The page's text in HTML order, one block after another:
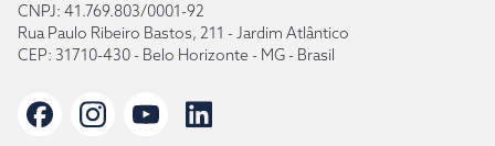
CNPJ: 41.769.803/0001-92
Rua Paulo Ribeiro Bastos, 211 - Jardim Atlântico
CEP: 31710-430 - Belo Horizonte - MG - Brasil